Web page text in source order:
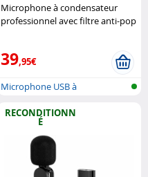
Microphone à condensateur
professionnel avec filtre anti-pop
39,95€
Microphone USB à
RECONDITIONN
É